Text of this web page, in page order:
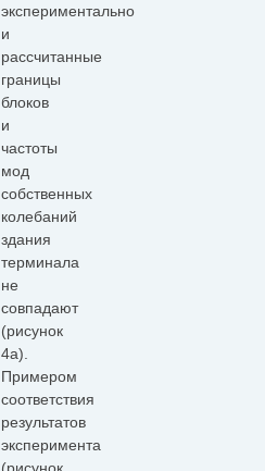
экспериментально
и
рассчитанные
границы
блоков
и
частоты
мод
собственных
колебаний
здания
терминала
не
совпадают
(рисунок
4а).
Примером
соответствия
результатов
эксперимента
(рисунок